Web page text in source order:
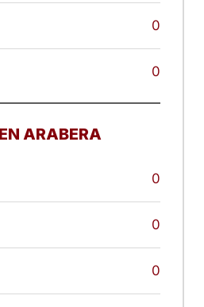
0
0
ARABERA
0
0
0